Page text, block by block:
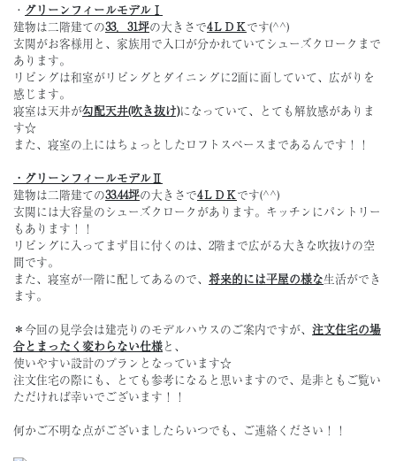
・ グリーンフィールモデルⅠ
建物は二階建ての33．31坪の大きさで4ＬＤＫです(^^)
玄関がお客様用と、家族用で入口が分かれていてシューズクロークまで
あります。
リビングは和室がリビングとダイニングに2面に面していて、広がりを
感じます。
寝室は天井が勾配天井(吹き抜け)になっていて、とても解放感がありま
す☆
また、寝室の上にはちょっとしたロフトスペースまであるんです！！
・グリーンフィールモデルⅡ
建物は二階建ての33.44坪の大きさで4ＬＤＫです(^^)
玄関には大容量のシューズクロークがあります。キッチンにパントリー
もあります！！
リビングに入ってまず目に付くのは、2階まで広がる大きな吹抜けの空
間です。
また、寝室が一階に配してあるので、 将来的には平屋の様な生活ができ
ます。
＊今回の見学会は建売りのモデルハウスのご案内ですが、 注文住宅の場
合とまったく変わらない仕様と、
使いやすい設計のプランとなっています☆
注文住宅の際にも、とても参考になると思いますので、是非ともご覧い
ただければ幸いでございます！！
何かご不明な点がございましたらいつでも、ご連絡ください！！